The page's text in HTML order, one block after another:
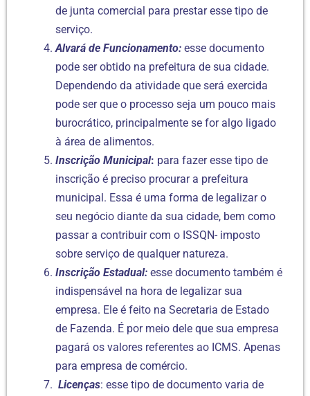
de junta comercial para prestar esse tipo de
serviço.
Alvará de Funcionamento: esse documento
pode ser obtido na prefeitura de sua cidade.
Dependendo da atividade que será exercida
pode ser que o processo seja um pouco mais
burocrático, principalmente se for algo ligado
à área de alimentos.
Inscrição Municipal: para fazer esse tipo de
inscrição é preciso procurar a prefeitura
municipal. Essa é uma forma de legalizar o
seu negócio diante da sua cidade, bem como
passar a contribuir com o ISSQN- imposto
sobre serviço de qualquer natureza.
Inscrição Estadual: esse documento também é
indispensável na hora de legalizar sua
empresa. Ele é feito na Secretaria de Estado
de Fazenda. É por meio dele que sua empresa
pagará os valores referentes ao ICMS. Apenas
para empresa de comércio.
Licenças: esse tipo de documento varia de